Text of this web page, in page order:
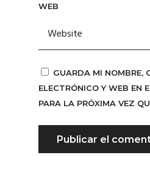
WEB
GUARDA MI NOMBRE,
ELECTRÓNICO Y WEB EN
PARA LA PRÓXIMA VEZ